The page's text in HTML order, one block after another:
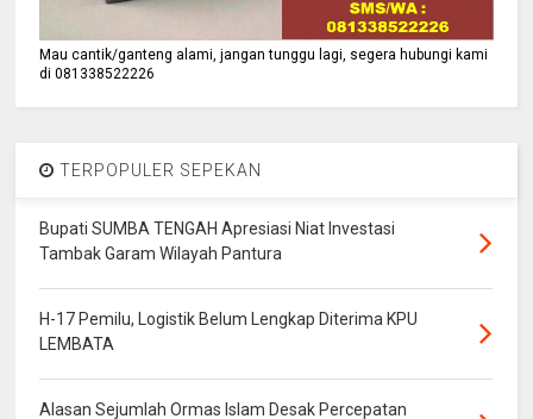
Mau cantik/ganteng alami, jangan tunggu lagi, segera hubungi kami
di 081338522226
TERPOPULER SEPEKAN
Bupati SUMBA TENGAH Apresiasi Niat Investasi
Tambak Garam Wilayah Pantura
H-17 Pemilu, Logistik Belum Lengkap Diterima KPU
LEMBATA
Alasan Sejumlah Ormas Islam Desak Percepatan